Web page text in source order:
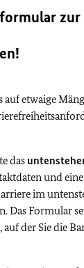
auf etwaige
das
und
im
Das Formular
auf der Sie die